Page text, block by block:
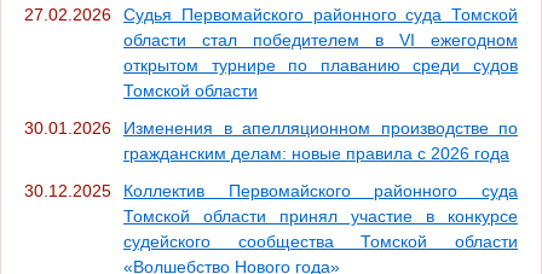
27.02.2026
Судья Первомайского районного суда Томской
области стал победителем в VI ежегодном
открытом турнире по плаванию среди судов
Томской области
30.01.2026
Изменения в апелляционном производстве по
гражданским делам: новые правила с 2026 года
30.12.2025
Коллектив Первомайского районного суда
Томской области принял участие в конкурсе
судейского сообщества Томской области
«Волшебство Нового года»